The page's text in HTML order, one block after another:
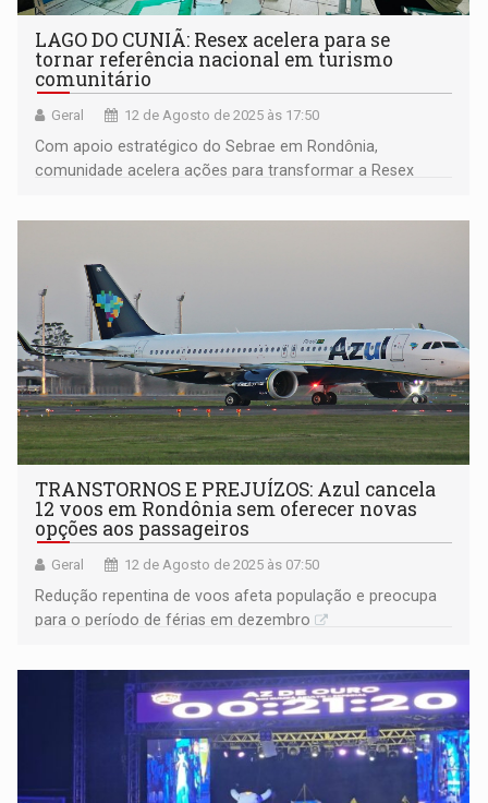
LAGO DO CUNIÃ: Resex acelera para se
tornar referência nacional em turismo
comunitário
Geral 12 de Agosto de 2025 às 17:50
Com apoio estratégico do Sebrae em Rondônia,
comunidade acelera ações para transformar a Resex
sustentável e de base comunitária
TRANSTORNOS E PREJUÍZOS: Azul cancela
12 voos em Rondônia sem oferecer novas
opções aos passageiros
Geral 12 de Agosto de 2025 às 07:50
Redução repentina de voos afeta população e preocupa
para o período de férias em dezembro